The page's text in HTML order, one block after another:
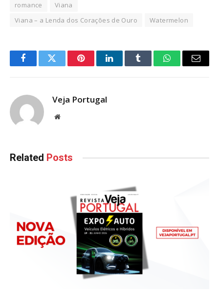
romance
Viana
Viana – a Lenda dos Corações de Ouro
Watermelon
FacebookTwitter PinterestLinkedInTumblr WhatsAppEmail
Veja Portugal
Website
Related Posts